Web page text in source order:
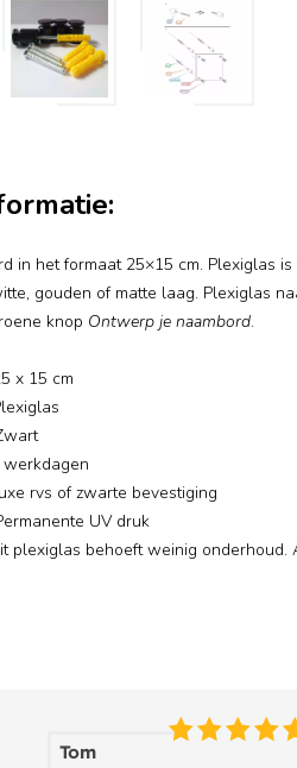
in het formaat 25×15 cm. Plexiglas
gouden of matte laag. Plexiglas
knop Ontwerp je naambord.
15 cm
rvs of zwarte bevestiging
UV druk
behoeft weinig onderhoud.